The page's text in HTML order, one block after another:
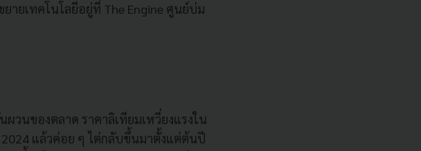
ายเทคโนโลยีอยู่ที่ The Engine ศูนย์บ่ม
วนของตลาด ราคาลิเทียมเหวี่ยงแรงใน
แล้วค่อย ๆ ไต่กลับขึ้นมาตั้งแต่ต้นปี